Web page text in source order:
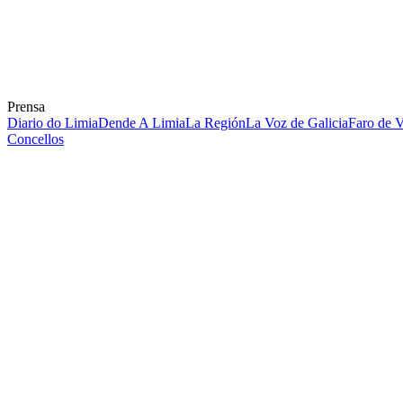
Prensa
Diario do LimiaDende A LimiaLa RegiónLa Voz de GaliciaFaro de
Concellos